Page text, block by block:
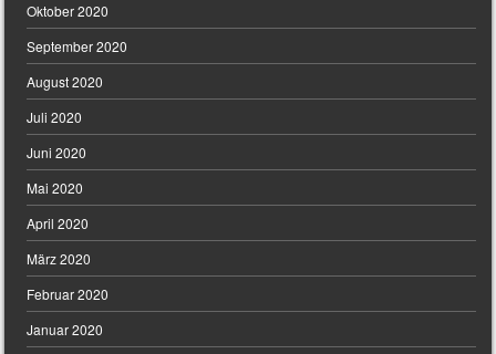
Oktober 2020
September 2020
August 2020
Juli 2020
Juni 2020
Mai 2020
April 2020
März 2020
Februar 2020
Januar 2020